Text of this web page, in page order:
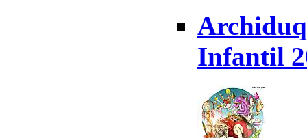
Infantil